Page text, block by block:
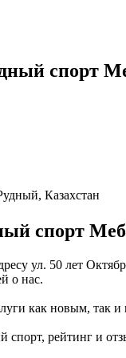
спорт
Казахстан
спорт
ул. 50 лет
о нас.
как новым, так
рейтинг и